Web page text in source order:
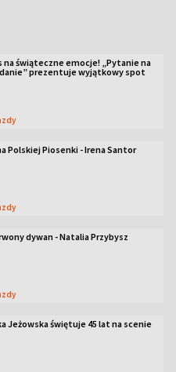
na świąteczne emocje! „Pytanie na
prezentuje wyjątkowy spot
Polskiej Piosenki - Irena Santor
dywan - Natalia Przybysz
Jeżowska świętuje 45 lat na scenie